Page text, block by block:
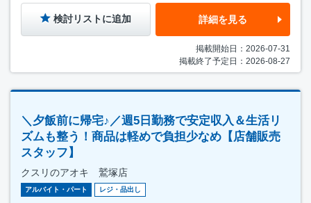
検討リストに追加 詳細を見る
掲載開始日：2026-07-31
掲載終了予定日：2026-08-27
＼夕飯前に帰宅♪／週5日勤務で安定収入＆生活リ
ズムも整う！商品は軽めで負担少なめ【店舗販売
スタッフ】
クスリのアオキ 鷲塚店
アルバイト・パート レジ・品出し